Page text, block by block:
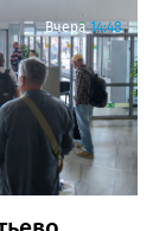
Вчера 14:48